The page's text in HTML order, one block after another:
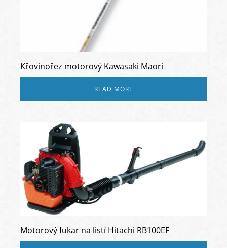
Křovinořez motorový Kawasaki Maori
READ MORE
Motorový fukar na listí Hitachi RB100EF